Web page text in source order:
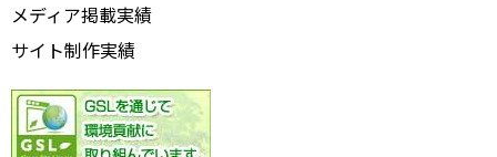
メディア掲載実績
サイト制作実績